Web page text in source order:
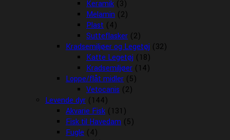
Keramik (3)
Melamin (2)
Plast (4)
Sutteflasker (2)
Kradsemiljøer og Legetøj (32)
Katte Legetøj (18)
Kradsemiljøer (14)
Loppe/flåt midler (5)
Vetocanis (2)
Levende dyr (144)
Akvarie Fisk (131)
Fisk til Havedam (5)
Fugle (4)